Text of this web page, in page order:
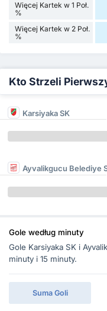
Więcej Kartek w 1 Poł.
%
Więcej Kartek w 2 Poł.
%
Kto Strzeli
Karsiyaka SK
Ayvalikgucu Belediye
Gole według minuty
Gole Karsiyaka SK i
minuty i 15 minuty.
Suma Goli